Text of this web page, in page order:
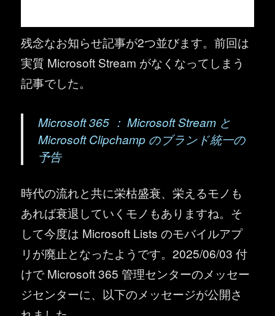
残念なお知らせ記事が2つ並びます。前回は
実質 Microsoft Stream がなくなってしまう
記事でした。
Microsoft 365 ： Microsoft Stream と
Microsoft Clipchamp のブランド統一の
予告
時代の流れと共に栄枯盛衰、栄えるモノも
あれば衰退していくモノもありますね。そ
して今度は Microsoft Lists のモバイルアプ
リが廃止となったようです。2025/06/03 付
けで Microsoft 365 管理センターのメッセー
ジセンターに、以下のメッセージが公開さ